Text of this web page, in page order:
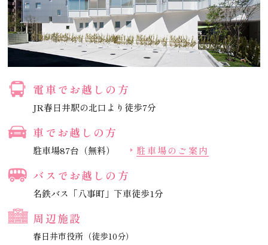
電車でお越しの方
JR春日井駅の北口より徒歩7分
車でお越しの方
駐車場87台（無料） 駐車場のご案内
バスでお越しの方
名鉄バス「八事町」下車徒歩1分
周辺施設
春日井市役所（徒歩10分）